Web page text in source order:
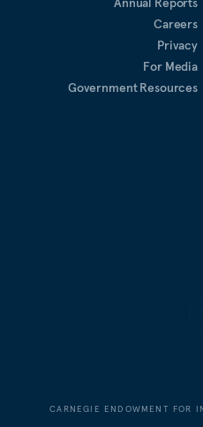
Careers
Privacy
For Media
Government Resources
CARNEGIE ENDOWMENT FOR